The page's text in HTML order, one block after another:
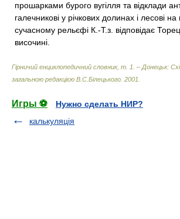
прошарками бурого вугілля та відклади
галечникові у річкових долинах і лесові
сучасному рельєфі К.-Т.з. відповідає
височині.
Гірничий енциклопедичний словник, т. 1. – Донецьк:
загальною редакцією В.С.Білецького 2001
Игры ⚽
Нужно сделать НИР?
калькуляція